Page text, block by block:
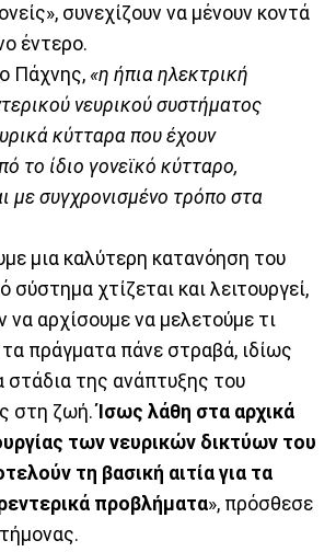
συνεχίζουν να μένουν κοντά
έντερο.
Πάχνης,«η ήπια ηλεκτρική
νευρικού συστήματος
κύτταρα που έχουν
το ίδιο γονεϊκό κύτταρο,
με συγχρονισμένο τρόπο στα
μια καλύτερη κατανόηση του
σύστημα χτίζεται και λειτουργεί,
να αρχίσουμε να μελετούμε τι
τα πράγματα πάνε στραβά, ιδίως
στάδια της ανάπτυξης του
στη ζωή.Ίσως λάθη στα αρχικά
των νευρικών δικτύων του
τη βασική αιτία για τα
προβλήματα», πρόσθεσε